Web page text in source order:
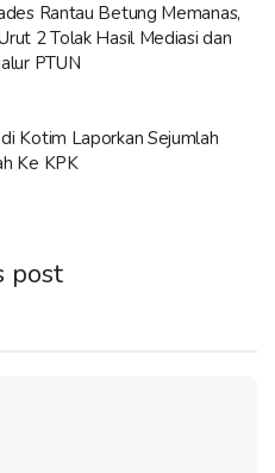
Rantau Betung Memanas,
2 Tolak Hasil Mediasi dan
PTUN
Kotim Laporkan Sejumlah
Ke KPK
post